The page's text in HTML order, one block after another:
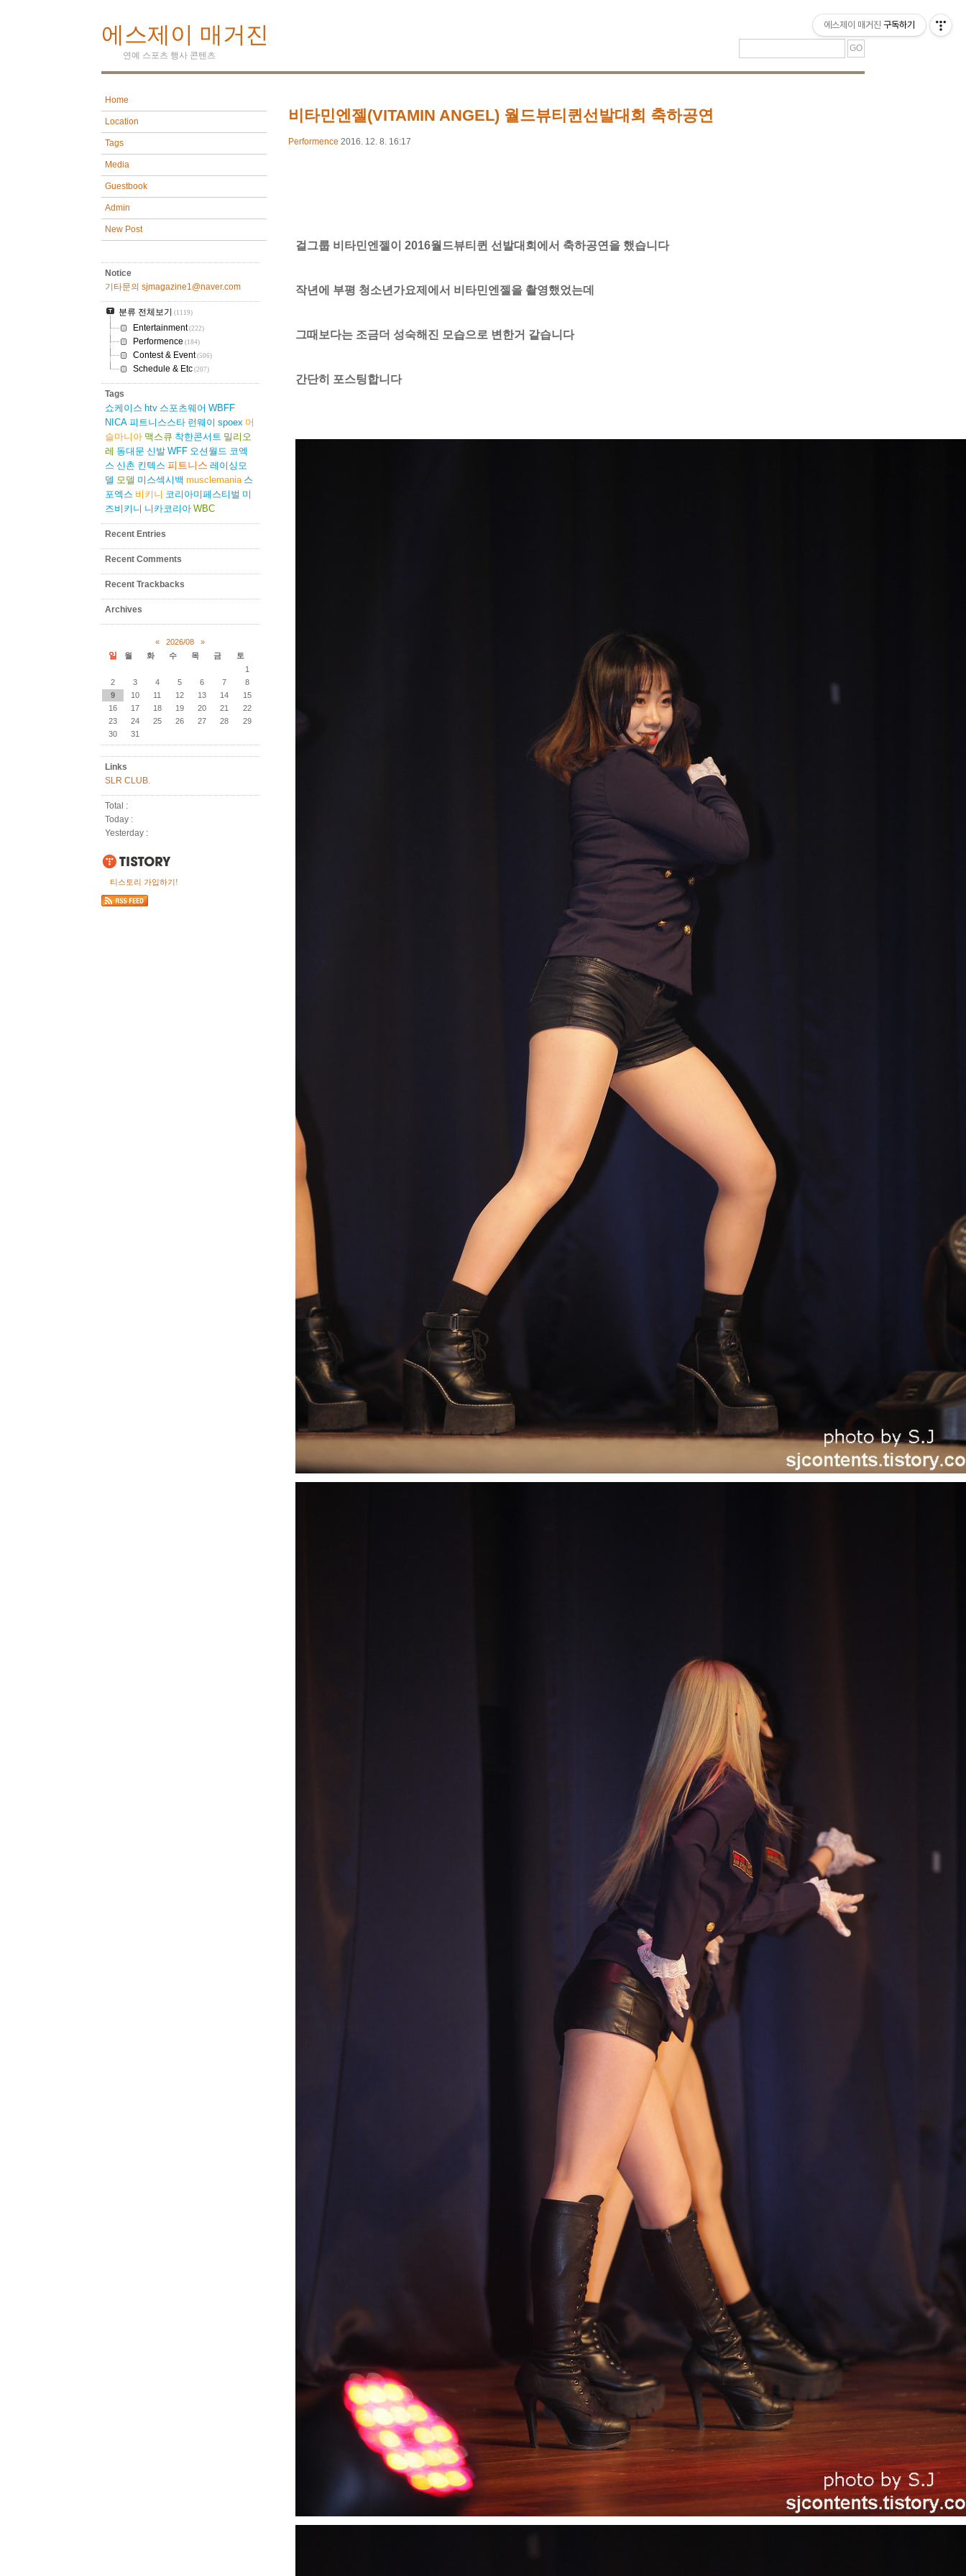
에스제이 매거진
연예 스포츠 행사 콘텐츠
Home
Location
Tags
Media
Guestbook
Admin
New Post
Notice
기타문의 sjmagazine1@naver.com
분류 전체보기 (1119)
Entertainment(222)
Performence (184)
Contest & Event(506)
Schedule & Etc(207)
Tags
쇼케이스 htv 스포츠웨어 WBFF
NICA 피트니스스타 런웨이 spoex 머
슬마니아 맥스큐 착한콘서트 밀리오
레 동대문 신발 WFF 오션월드 코엑
스 신촌 킨텍스 피트니스 레이싱모
델 모델 미스섹시백 musclemania 스
포엑스 비키니 코리아미페스티벌 미
즈비키니 니카코리아 WBC
Recent Entries
Recent Comments
Recent Trackbacks
Archives
« 2026/08 »
일 월 화 수 목 금
토
1
2
3 4 5 6 7
8
9
10 11 12 13 14
15
16
17 18 19 20 21
22
23
24 25 26 27 28
29
30
31
Links
SLR CLUB.
Total :
Today :
Yesterday :
티스토리 가입하기!
비타민엔젤(VITAMIN ANGEL) 월드뷰티퀸선발대회 축하공연
Performence 2016. 12. 8. 16:17
걸그룹 비타민엔젤이 2016월드뷰티퀸 선발대회에서 축하공연을 했습니다
작년에 부평 청소년가요제에서 비타민엔젤을 촬영했었는데
그때보다는 조금더 성숙해진 모습으로 변한거 같습니다
간단히 포스팅합니다
에스제이 매거진 구독하기